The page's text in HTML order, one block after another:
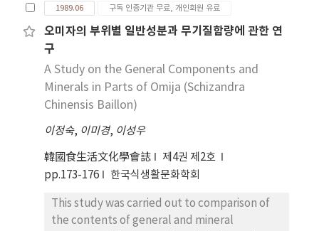
가하며 7일을 기준으로 감소하였다. Stress에서도
상대적 절단력과 같은 경향이나 숙성 후의 감소되는
점이 잘 나타나지 않았다. pH의 변화에 대한 상관식
은 Y=0.23X+6.13이었고 젖산함량의 관계식은
Y=0.09X-0.01로서 매우 완만한 기울기이었으며 김치
로서의 적정수준은 pH4.2, 젖산함량은 0.63의 수준
이었고 기간은 7일이었다.
1989.06 구독 인증기관 무료, 개인회원 유료
오미자의 부위별 일반성분과 무기질함량에 관한 연
구
A Study on the General Components and
Minerals in Parts of Omija (Schizandra
Chinensis Baillon)
이정숙, 이미경, 이성우
韓國食生活文化學會誌
제4권 제2호
pp.173-176
한국식생활문화학회
This study was carried out to comparison of
the contents of general and mineral